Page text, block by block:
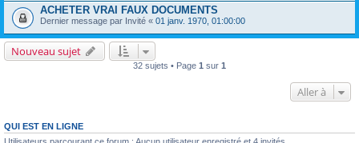
ACHETER VRAI FAUX DOCUMENTS
Dernier message par Invité « 01 janv. 1970, 01:00:00
Nouveau sujet
32 sujets • Page 1 sur 1
Aller à
QUI EST EN LIGNE
Utilisateurs parcourant ce forum : Aucun utilisateur enregistré et 4 invités